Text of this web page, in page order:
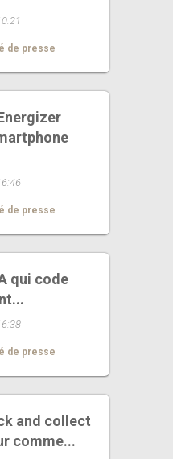
de presse
de presse
qui code
de presse
and collect
comme...